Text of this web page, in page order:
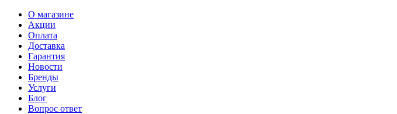
О магазине
Акции
Оплата
Доставка
Гарантия
Новости
Бренды
Услуги
Блог
Вопрос ответ